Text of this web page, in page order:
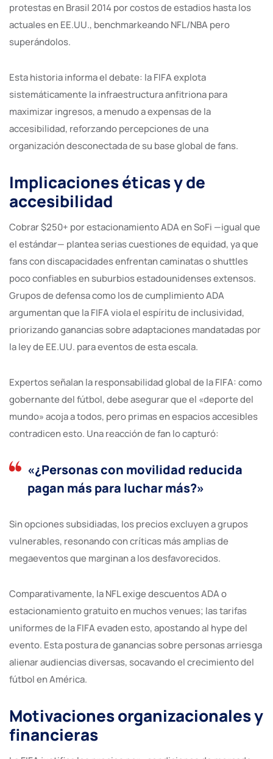
protestas en Brasil 2014 por costos de estadios hasta los
actuales en EE.UU., benchmarkeando NFL/NBA pero
superándolos.
Esta historia informa el debate: la FIFA explota
sistemáticamente la infraestructura anfitriona para
maximizar ingresos, a menudo a expensas de la
accesibilidad, reforzando percepciones de una
organización desconectada de su base global de fans.
Implicaciones éticas y de
accesibilidad
Cobrar $250+ por estacionamiento ADA en SoFi —igual que
el estándar— plantea serias cuestiones de equidad, ya que
fans con discapacidades enfrentan caminatas o shuttles
poco confiables en suburbios estadounidenses extensos.
Grupos de defensa como los de cumplimiento ADA
argumentan que la FIFA viola el espíritu de inclusividad,
priorizando ganancias sobre adaptaciones mandatadas por
la ley de EE.UU. para eventos de esta escala.
Expertos señalan la responsabilidad global de la FIFA: como
gobernante del fútbol, debe asegurar que el «deporte del
mundo» acoja a todos, pero primas en espacios accesibles
contradicen esto. Una reacción de fan lo capturó:
«¿Personas con movilidad reducida
pagan más para luchar más?»
Sin opciones subsidiadas, los precios excluyen a grupos
vulnerables, resonando con críticas más amplias de
megaeventos que marginan a los desfavorecidos.
Comparativamente, la NFL exige descuentos ADA o
estacionamiento gratuito en muchos venues; las tarifas
uniformes de la FIFA evaden esto, apostando al hype del
evento. Esta postura de ganancias sobre personas arriesga
alienar audiencias diversas, socavando el crecimiento del
fútbol en América.
Motivaciones organizacionales y
financieras